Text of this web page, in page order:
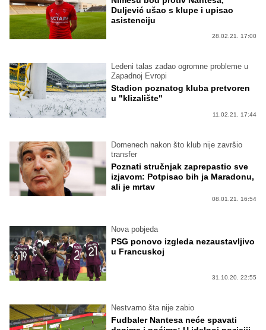
Duljević ušao s klupe i upisao
asistenciju
28.02.21. 17:00
Ledeni talas zadao ogromne probleme u
Zapadnoj Evropi
Stadion poznatog kluba pretvoren
u "klizalište"
11.02.21. 17:44
Domenech nakon što klub nije završio
transfer
Poznati stručnjak zaprepastio sve
izjavom: Potpisao bih ja Maradonu,
ali je mrtav
08.01.21. 16:54
Nova pobjeda
PSG ponovo izgleda nezaustavljivo
u Francuskoj
31.10.20. 22:55
Nestvarno šta nije zabio
Fudbaler Nantesa neće spavati